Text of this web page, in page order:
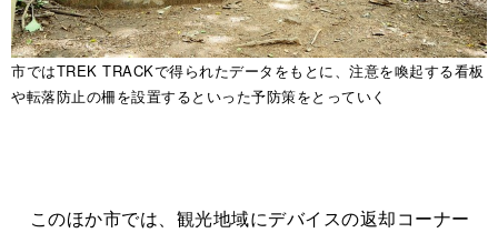
市ではTREK TRACKで得られたデータをもとに、注意を喚起する看板
や転落防止の柵を設置するといった予防策をとっていく
このほか市では、観光地域にデバイスの返却コーナー